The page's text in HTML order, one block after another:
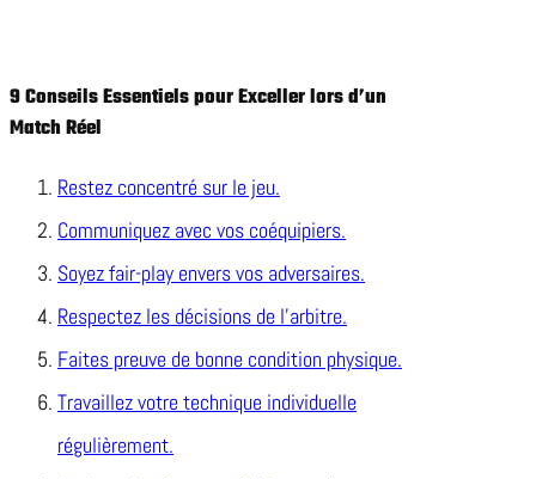
9 Conseils Essentiels pour Exceller lors d’un
Match Réel
Restez concentré sur le jeu.
Communiquez avec vos coéquipiers.
Soyez fair-play envers vos adversaires.
Respectez les décisions de l’arbitre.
Faites preuve de bonne condition physique.
Travaillez votre technique individuelle
régulièrement.